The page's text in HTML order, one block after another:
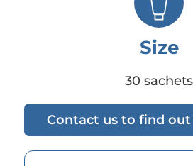
Size
30 sachets
Contact us to find